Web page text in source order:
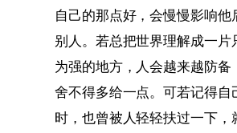
自己的那点好，会慢慢影响他
别人。若总把世界理解成一片
为强的地方，人会越来越防备
舍不得多给一点。可若记得自
时，也曾被人轻轻扶过一下，